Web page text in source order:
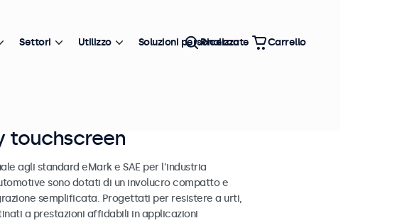
touchscreen
agli standard eMark e SAE per l’industria
sono dotati di un involucro compatto e
semplificata. Progettati per resistere a urti,
a prestazioni affidabili in applicazioni
Settori Utilizzo Soluzioni personalizzate
Ricerca Carrello